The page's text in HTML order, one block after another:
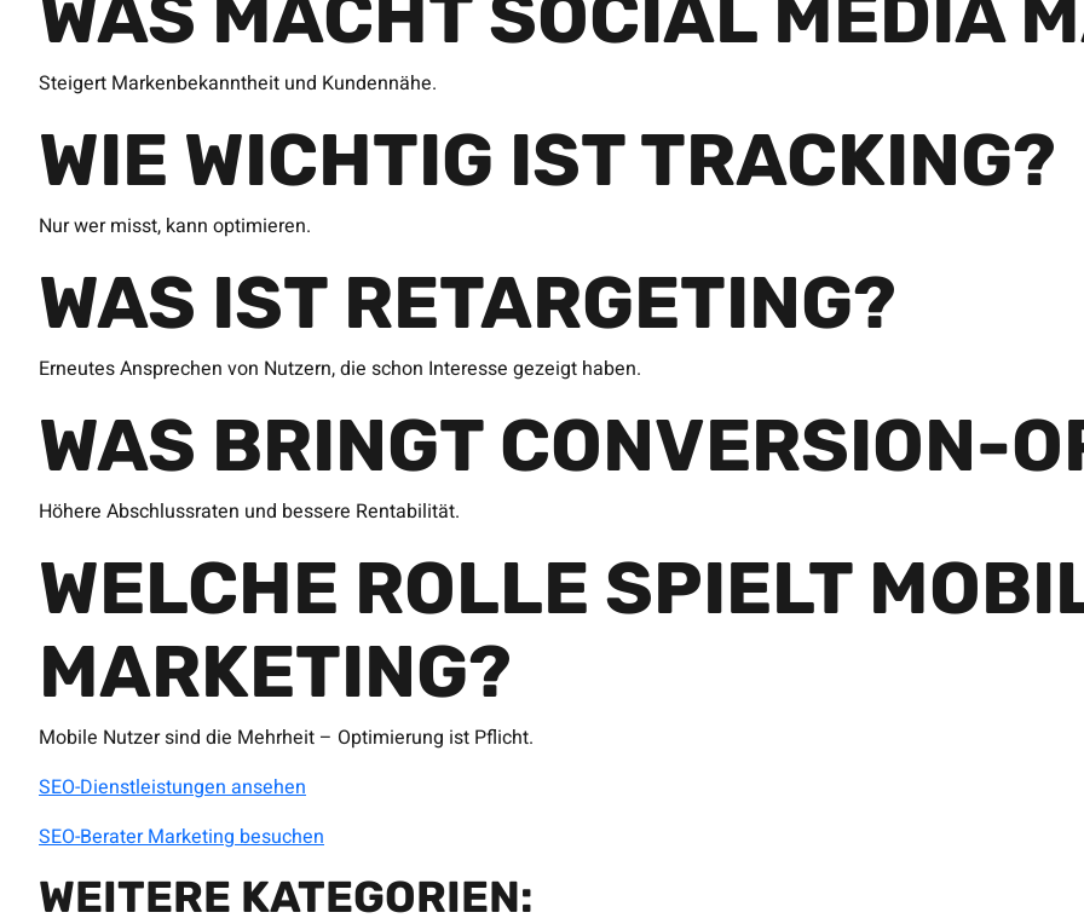
WAS MACHT SOCIAL MEDIA
Steigert Markenbekanntheit und Kundennähe.
WIE WICHTIG IST TRACKING?
Nur wer misst, kann optimieren.
WAS IST RETARGETING?
Erneutes Ansprechen von Nutzern, die schon Interesse gezeigt haben.
WAS BRINGT CONVERSION-
Höhere Abschlussraten und bessere Rentabilität.
WELCHE ROLLE SPIELT
MARKETING?
Mobile Nutzer sind die Mehrheit – Optimierung ist Pflicht.
SEO-Dienstleistungen ansehen
SEO-Berater Marketing besuchen
WEITERE KATEGORIEN: